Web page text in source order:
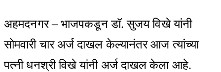
Email
अहमदनगर – भाजपकडून डॉ. सुजय विखे यांनी
सोमवारी चार अर्ज दाखल केल्यानंतर आज त्यांच्या
पत्नी धनश्री विखे यांनी अर्ज दाखल केला आहे.